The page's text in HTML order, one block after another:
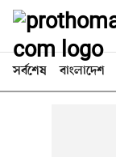
সর্বশেষ বাংলাদেশ